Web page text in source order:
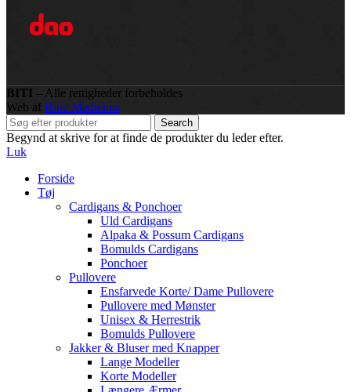
BITI – Alle rettigheder forbeholdes
Web af Ribe Mediehus
Search
Begynd at skrive for at finde de produkter du leder efter.
Luk
Forside
Tøj
Cardigans & Ponchoer
Uld Cardigans
Alpaka & Possum Cardigans
Bomulds Cardigans
Ponchoer
Pullovere
Ensfarvede Korte/ Dame Pullovere
Pullovere med Mønster
Unisex & Herrestrik
Bomulds Pullovere
Jakker & Bluser med Knapper
Lange Modeller
Korte Modeller